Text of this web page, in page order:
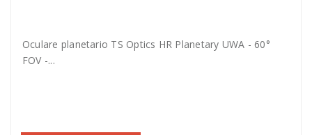
Oculare planetario TS Optics HR Planetary UWA - 60°
FOV -...